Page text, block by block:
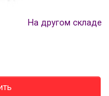
На другом складе